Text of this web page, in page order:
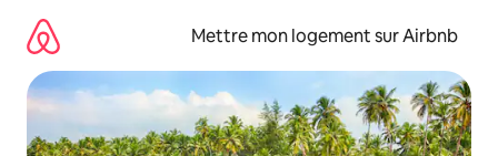
directement
contenu
Mettre mon logement sur Airbnb